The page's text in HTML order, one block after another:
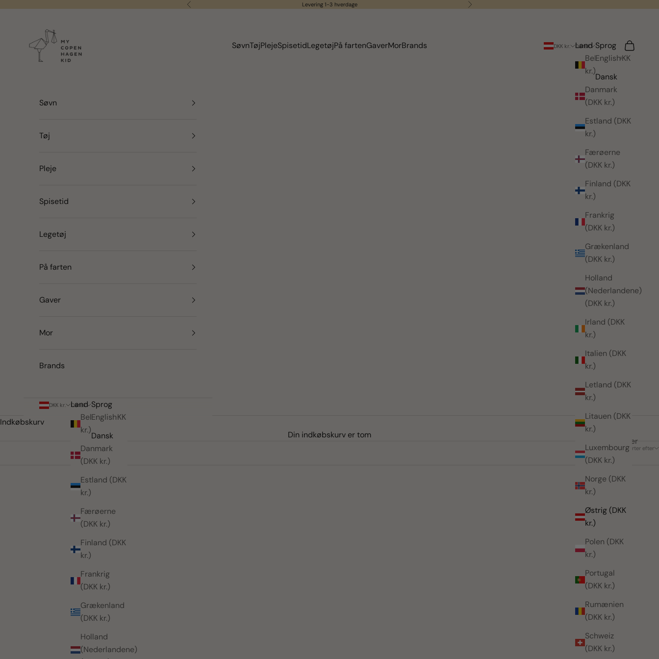
Forrige Levering 1-3 hverdage Næste
SøvnTøjPlejeSpisetidLegetøjPå fartenGaverMorBrands DKK kr.
Land
Belgien (DKK
kr.)
Danmark
(DKK kr.)
Estland (DKK
kr.)
Færøerne
(DKK kr.)
Finland (DKK
kr.)
Frankrig
(DKK kr.)
Grækenland
(DKK kr.)
Holland
(Nederlandene)
(DKK kr.)
Irland (DKK
kr.)
Italien (DKK
kr.)
Letland (DKK
kr.)
Litauen (DKK
kr.)
Luxembourg
(DKK kr.)
Norge (DKK
kr.)
Østrig (DKK
kr.)
Polen (DKK
kr.)
Portugal
(DKK kr.)
Rumænien
(DKK kr.)
Schweiz
(DKK kr.)
Dansk
Sprog
English
Dansk
Søg
Søvn
Tøj
Pleje
Spisetid
Legetøj
På farten
Gaver
Mor
Brands
DKK kr.
Land
Belgien (DKK
kr.)
Danmark
(DKK kr.)
Estland (DKK
kr.)
Færøerne
(DKK kr.)
Finland (DKK
kr.)
Frankrig
(DKK kr.)
Grækenland
(DKK kr.)
Holland
(Nederlandene)
Dansk
Sprog
English
Dansk
Indkøbskurv
Din indkøbskurv er tom
Sorter efter
4 produkter